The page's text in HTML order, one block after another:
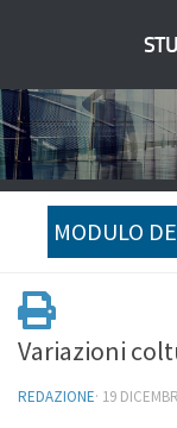
MODULO
Variazioni
REDAZIONE· 19